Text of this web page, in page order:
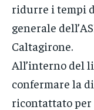
ridurre i tempi
generale
Caltagirone.
All’interno del
confermare la
ricontattato